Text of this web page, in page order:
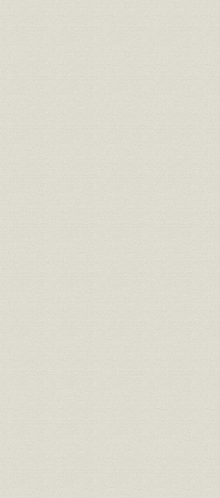
第4節 地域経済国際化への対応
第5節 証券および投資業務サービス
第6節 情報化とエレクトロニックバンキングの推進
第7節 地域振興と社会貢献活動
第8節 能力開発と福利厚生制度
第9節 業績推移
第8章 日本経済の再生と「ふるさと銀行再構築」(平成4年~10年)
第1節 山高ければ谷深し
第2節 新経営体制の発足と「ふるさと銀行再構築」
第3節 信託業務への参入
第4節 金利自由化の中の営業展開
第5節 国際化への対応
第6節 端末機の更改と事務処理の効率化
第7節 住宅金融専門会社(住専)問題とリスク管理体制の整備
第8節 就業体制、研修制度、福利厚生
第9節 業績推移
終章 21世紀への飛翔
口絵
主要参考文献・資料
表目次1(頁順)
表目次2(項目別)
頭取発言
事項目次
監修を終えて(山口大学経済学部教授 吉村弘)